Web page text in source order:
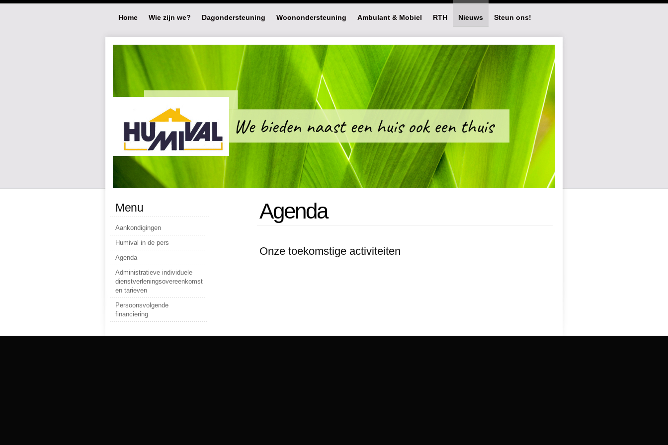
Home Wie zijn we? Dagondersteuning Woonondersteuning Ambulant & Mobiel RTH Nieuws Steun ons!
Menu
Aankondigingen
Humival in de pers
Agenda
Administratieve individuele
dienstverleningsovereenkomst
en tarieven
Persoonsvolgende
financiering
Agenda
Onze toekomstige activiteiten